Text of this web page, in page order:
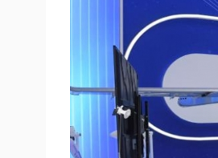
Ăn sạch sống khỏe
Cải chính